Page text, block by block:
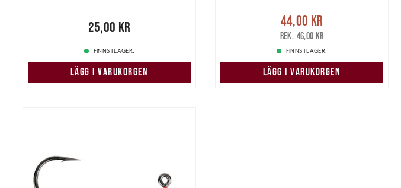
25,00 kr25,00 kr
FINNS I LAGER.
LÄGG I VARUKORGEN
Nuvarande pris
Tidigare pris
44,00 kr
46,00 kr
FINNS I LAGER.
LÄGG I VARUKORGEN